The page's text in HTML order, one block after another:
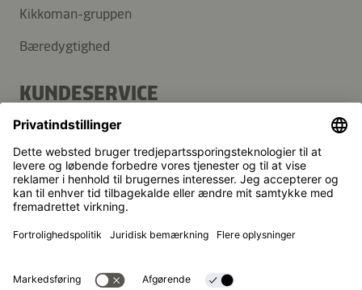
Kikkoman-gruppen
Bæredygtighed
KUNDESERVICE
FAQ
Kontakt
Nyhedsbrev
© Kikkoman Trading Europe GmbH 2023 – 2026